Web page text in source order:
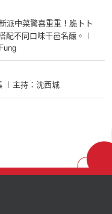
派中菜驚喜重重！脆卜卜
不同口味干邑名釀。︱
︱主持：沈西城